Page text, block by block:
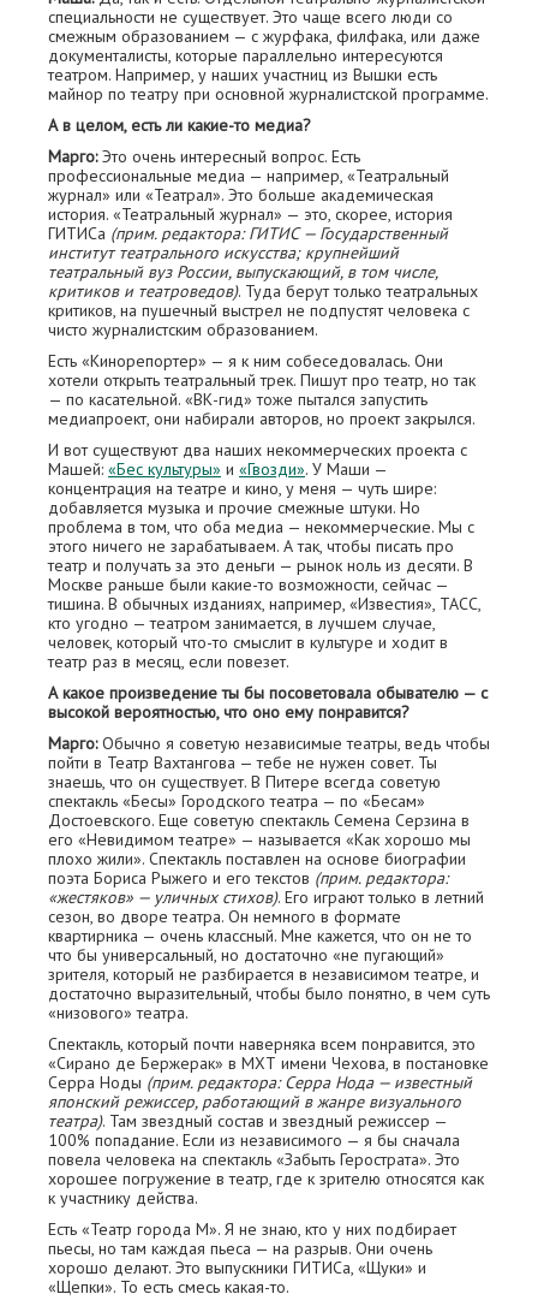
специальности не существует. Это чаще всего люди со
смежным образованием — с журфака, филфака, или даже
документалисты, которые параллельно интересуются
театром. Например, у наших участниц из Вышки есть
майнор по театру при основной журналистской программе.
А в целом, есть ли какие-то медиа?
Марго:Это очень интересный вопрос. Есть
профессиональные медиа — например, «Театральный
журнал» или «Театрал». Это больше академическая
история. «Театральный журнал» — это, скорее, история
ГИТИСа (прим. редактора: ГИТИС — Государственный
институт театрального искусства; крупнейший
театральный вуз России, выпускающий, в том числе,
критиков и театроведов). Туда берут только театральных
критиков, на пушечный выстрел не подпустят человека с
чисто журналистским образованием.
Есть «Кинорепортер» — я к ним собеседовалась. Они
хотели открыть театральный трек. Пишут про театр, но так
— по касательной. «ВК-гид» тоже пытался запустить
медиапроект, они набирали авторов, но проект закрылся.
И вот существуют два наших некоммерческих проекта с
Машей: «Бес культуры» и «Гвозди». У Маши —
концентрация на театре и кино, у меня — чуть шире:
добавляется музыка и прочие смежные штуки. Но
проблема в том, что оба медиа — некоммерческие. Мы с
этого ничего не зарабатываем. А так, чтобы писать про
театр и получать за это деньги — рынок ноль из десяти. В
Москве раньше были какие-то возможности, сейчас —
тишина. В обычных изданиях, например, «Известия», ТАСС,
кто угодно — театром занимается, в лучшем случае,
человек, который что-то смыслит в культуре и ходит в
театр раз в месяц, если повезет.
А какое произведение ты бы посоветовала обывателю — с
высокой вероятностью, что оно ему понравится?
Марго:Обычно я советую независимые театры, ведь чтобы
пойти в Театр Вахтангова — тебе не нужен совет. Ты
знаешь, что он существует. В Питере всегда советую
спектакль «Бесы» Городского театра — по «Бесам»
Достоевского. Еще советую спектакль Семена Серзина в
его «Невидимом театре» — называется «Как хорошо мы
плохо жили». Спектакль поставлен на основе биографии
поэта Бориса Рыжего и его текстов (прим. редактора:
«жестяков» — уличных стихов). Его играют только в летний
сезон, во дворе театра. Он немного в формате
квартирника — очень классный. Мне кажется, что он не то
что бы универсальный, но достаточно «не пугающий»
зрителя, который не разбирается в независимом театре, и
достаточно выразительный, чтобы было понятно, в чем суть
«низового» театра.
Спектакль, который почти наверняка всем понравится, это
«Сирано де Бержерак» в МХТ имени Чехова, в постановке
Серра Ноды (прим. редактора: Серра Нода — известный
японский режиссер, работающий в жанре визуального
театра). Там звездный состав и звездный режиссер —
100% попадание. Если из независимого — я бы сначала
повела человека на спектакль «Забыть Герострата». Это
хорошее погружение в театр, где к зрителю относятся как
к участнику действа.
Есть «Театр города М». Я не знаю, кто у них подбирает
пьесы, но там каждая пьеса — на разрыв. Они очень
хорошо делают. Это выпускники ГИТИСа, «Щуки» и
«Щепки». То есть смесь какая-то.